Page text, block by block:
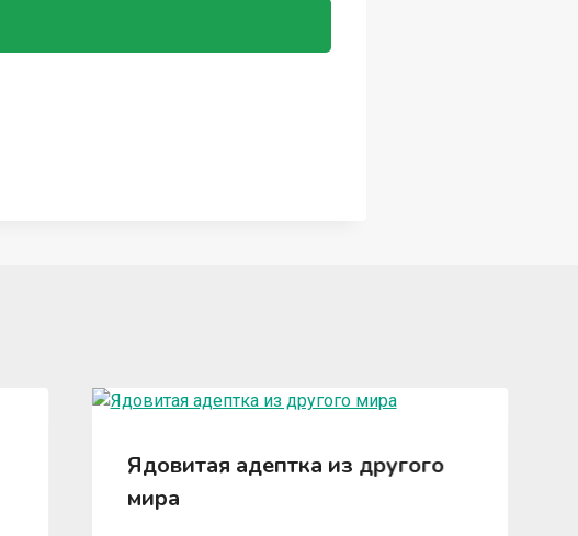
Ядовитая адептка из другого
мира